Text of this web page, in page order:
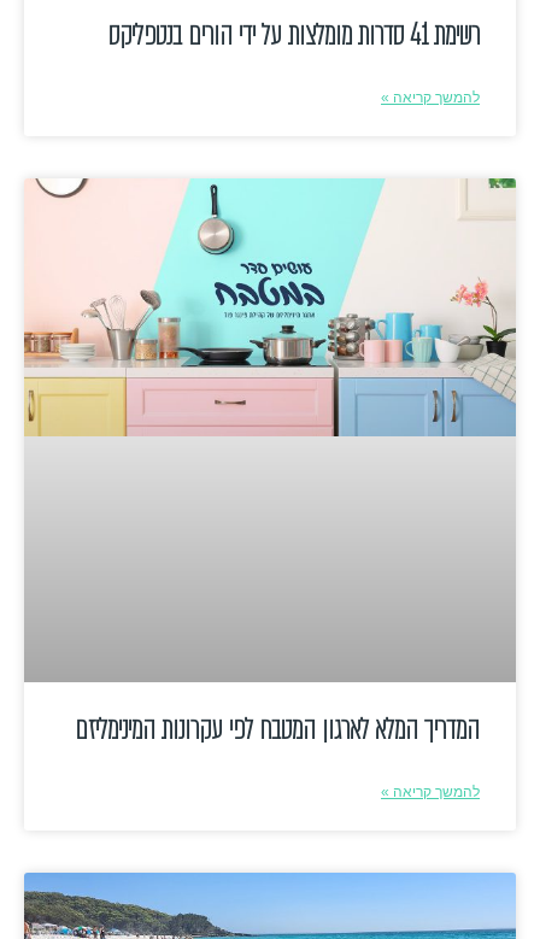
רשימת 41 סדרות מומלצות על ידי הורים בנטפליקס
להמשך קריאה »
המדריך המלא לארגון המטבח לפי עקרונות המינימליזם
להמשך קריאה »